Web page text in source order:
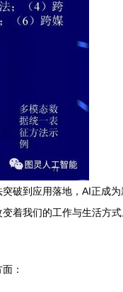
破到应用落地，AI正成
着我们的工作与生活方式
：